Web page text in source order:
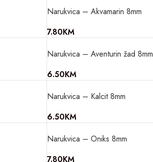
Narukvica – Akvamarin 8mm
7.80KM
Narukvica – Aventurin žad 8mm
6.50KM
Narukvica – Kalcit 8mm
6.50KM
Narukvica – Oniks 8mm
7.80KM